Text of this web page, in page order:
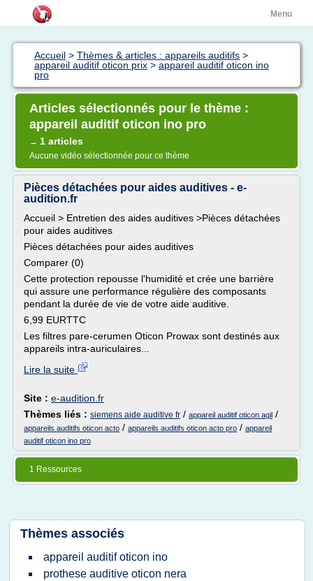
Menu
Accueil > Thèmes & articles : appareils auditifs >
appareil auditif oticon prix > appareil auditif oticon ino
pro
Articles sélectionnés pour le thème :
appareil auditif oticon ino pro
→ 1 articles
Aucune vidéo sélectionnée pour ce thème
Pièces détachées pour aides auditives - e-
audition.fr
Accueil > Entretien des aides auditives >Pièces détachées
pour aides auditives
Pièces détachées pour aides auditives
Comparer (0)
Cette protection repousse l'humidité et crée une barrière
qui assure une performance régulière des composants
pendant la durée de vie de votre aide auditive.
6,99 EURTTC
Les filtres pare-cerumen Oticon Prowax sont destinés aux
appareils intra-auriculaires...
Lire la suite
Site : e-audition.fr
Thèmes liés : siemens aide auditive fr / appareil auditif oticon agil /
appareils auditifs oticon acto / appareils auditifs oticon acto pro / appareil
auditif oticon ino pro
1 Ressources
Thèmes associés
appareil auditif oticon ino
prothese auditive oticon nera